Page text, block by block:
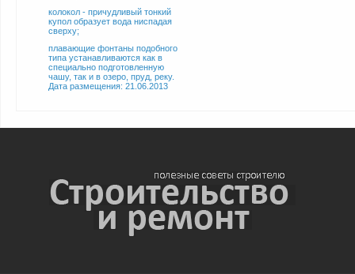
колокол - причудливый тонкий
купол образует вода ниспадая
сверху;
плавающие фонтаны подобного
типа устанавливаются как в
специально подготовленную
чашу, так и в озеро, пруд, реку.
Дата размещения: 21.06.2013